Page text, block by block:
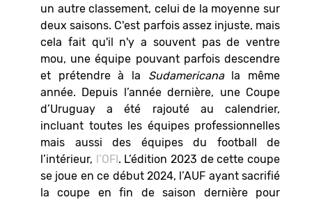
un autre classement, celui de la moyenne sur
deux saisons. C'est parfois assez injuste, mais
cela fait qu'il n'y a souvent pas de ventre
mou, une équipe pouvant parfois descendre
et prétendre à la Sudamericanala même
année. Depuis l’année dernière, une Coupe
d’Uruguay a été rajouté au calendrier,
incluant toutes les équipes professionnelles
mais aussi des équipes du football de
l’intérieur, l’OFI . L’édition 2023 de cette coupe
se joue en ce début 2024, l’AUF ayant sacrifié
la coupe en fin de saison dernière pour